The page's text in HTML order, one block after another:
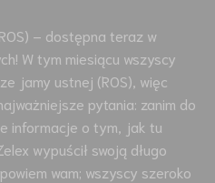
– dostępna teraz w
W tym miesiącu wszyscy
jamy ustnej (ROS), więc
pytania: zanim do
informacje o tym, jak tu
wypuścił swoją długo
wam; wszyscy szeroko